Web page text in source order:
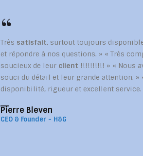
Très satisfait, surtout toujours
et répondre à nos questions. » « Très
soucieux de leur client !!!!!!!!!! » « Nous
souci du détail et leur grande attention. »
disponibilité, rigueur et excellent service.
Pierre Bleven
CEO & Founder - H&G